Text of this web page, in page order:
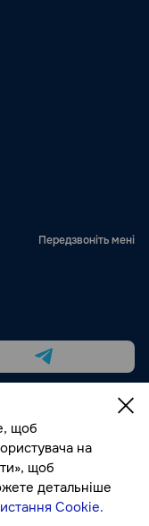
Передзвоніть мені
Публічна оферта
щоб
на
щоб
детальніше
Cookie.